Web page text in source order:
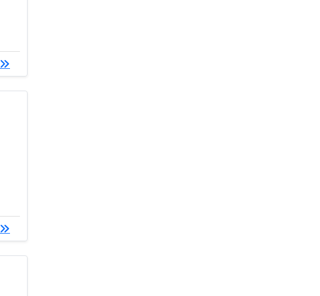
Praca w Holandii czeka na ciebie
Internet, a znalezienie pracy